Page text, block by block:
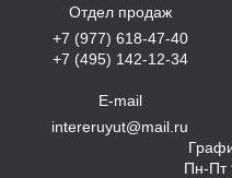
Отдел продаж
+7 (977) 618-47-40
+7 (495) 142-12-34
E-mail
intereruyut@mail.ru
Пн-Пт